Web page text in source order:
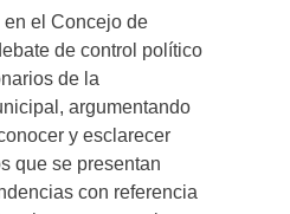
en el Concejo de
de control político
de la
argumentando
y esclarecer
que se presentan
con referencia